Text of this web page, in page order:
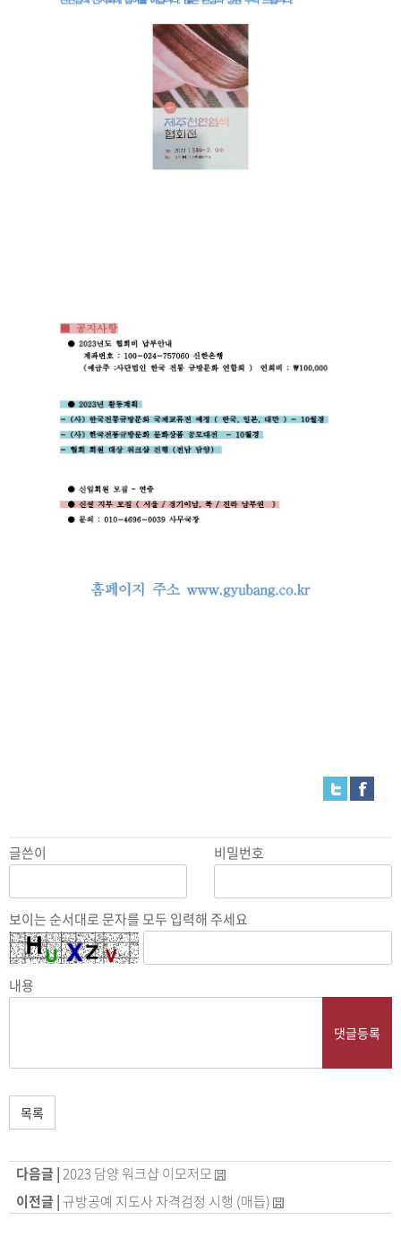
글쓴이 비밀번호
보이는 순서대로 문자를 모두 입력해 주세요
내용
댓글등록
목록
다음글 |2023 담양 워크샵 이모저모
이전글 | 규방공예 지도사 자격검정 시행 (매듭)